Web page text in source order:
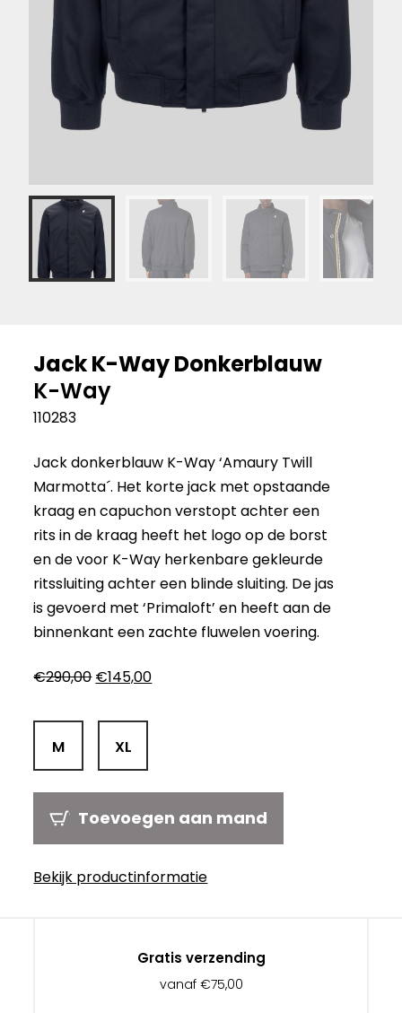
Jack K-Way Donkerblauw
K-Way
110283
Jack donkerblauw K-Way ‘Amaury Twill
Marmotta´. Het korte jack met opstaande
kraag en capuchon verstopt achter een
rits in de kraag heeft het logo op de borst
en de voor K-Way herkenbare gekleurde
ritssluiting achter een blinde sluiting. De jas
is gevoerd met ‘Primaloft’ en heeft aan de
binnenkant een zachte fluwelen voering.
€290,00 Oorspronkelijke
was:
€290,00.
€145,00Huidige
M XL
Toevoegen aan mand
Bekijk productinformatie
Gratis verzending
vanaf €75,00